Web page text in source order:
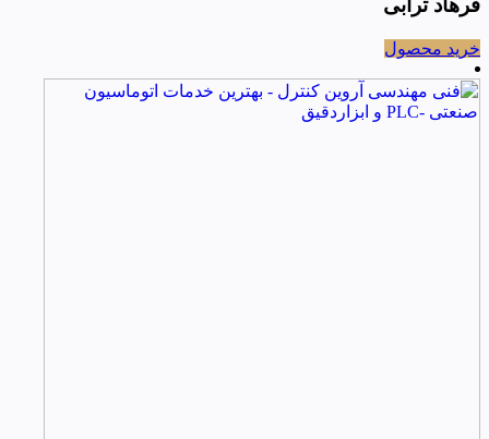
فرهاد ترابی
خرید محصول